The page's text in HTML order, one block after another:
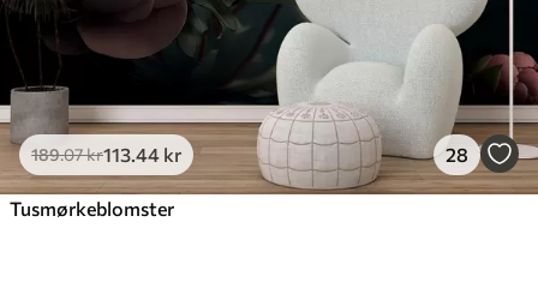
189.07kr113 .44 kr 28
Tusmørkeblomster